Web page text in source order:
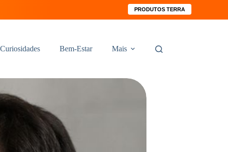
PRODUTOS TERRA
Curiosidades Bem-Estar Mais